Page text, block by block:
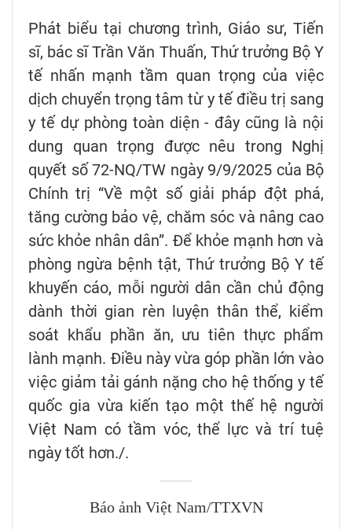
Phát biểu tại chương trình, Giáo sư, Tiến
sĩ, bác sĩ Trần Văn Thuấn, Thứ trưởng Bộ Y
tế nhấn mạnh tầm quan trọng của việc
dịch chuyển trọng tâm từ y tế điều trị sang
y tế dự phòng toàn diện - đây cũng là nội
dung quan trọng được nêu trong Nghị
quyết số 72-NQ/TW ngày 9/9/2025 của Bộ
Chính trị “Về một số giải pháp đột phá,
tăng cường bảo vệ, chăm sóc và nâng cao
sức khỏe nhân dân”. Để khỏe mạnh hơn và
phòng ngừa bệnh tật, Thứ trưởng Bộ Y tế
khuyến cáo, mỗi người dân cần chủ động
dành thời gian rèn luyện thân thể, kiểm
soát khẩu phần ăn, ưu tiên thực phẩm
lành mạnh. Điều này vừa góp phần lớn vào
việc giảm tải gánh nặng cho hệ thống y tế
quốc gia vừa kiến tạo một thế hệ người
Việt Nam có tầm vóc, thể lực và trí tuệ
ngày tốt hơn./.
Báo ảnh Việt Nam/TTXVN